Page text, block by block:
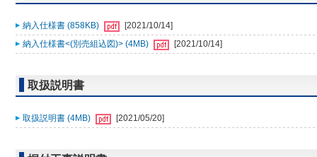
納入仕様書 (858KB)
[2021/10/14]
納入仕様書<(別売組込図)> (4MB)
[2021/10/14]
取扱説明書
取扱説明書 (4MB) [2021/05/20]